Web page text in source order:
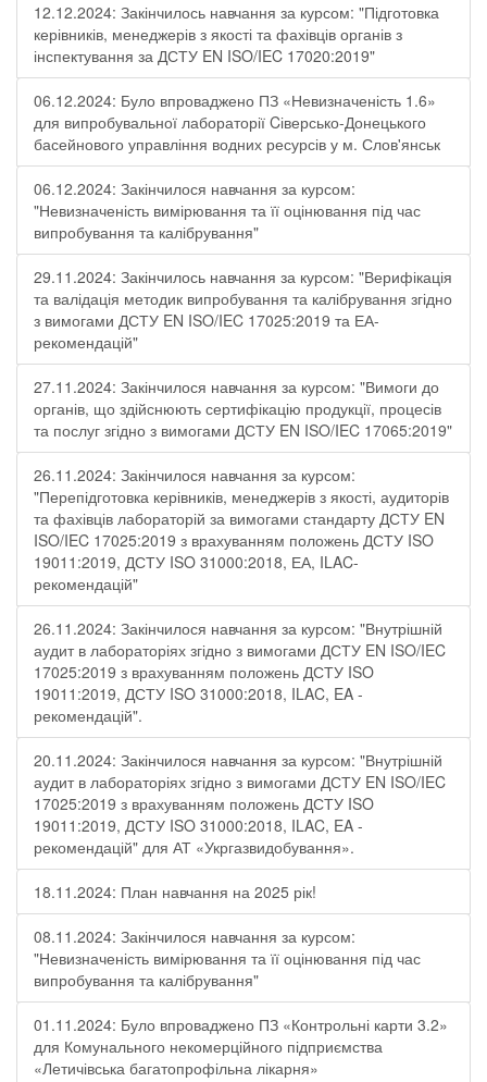
12.12.2024: Закінчилось навчання за курсом: "Підготовка
керівників, менеджерів з якості та фахівців органів з
інспектування за ДСТУ EN ISO/IEC 17020:2019"
06.12.2024: Було впроваджено ПЗ «Невизначеність 1.6»
для випробувальної лабораторії Cіверсько-Донецького
басейнового управління водних ресурсів у м. Слов'янськ
06.12.2024: Закінчилося навчання за курсом:
"Невизначеність вимірювання та її оцінювання під час
випробування та калібрування"
29.11.2024: Закінчилось навчання за курсом: "Верифікація
та валідація методик випробування та калібрування згідно
з вимогами ДСТУ EN ISO/IEC 17025:2019 та ЕА-
рекомендацій"
27.11.2024: Закінчилося навчання за курсом: "Вимоги до
органів, що здійснюють сертифікацію продукції, процесів
та послуг згідно з вимогами ДСТУ EN ISO/IEC 17065:2019"
26.11.2024: Закінчилося навчання за курсом:
"Перепідготовка керівників, менеджерів з якості, аудиторів
та фахівців лабораторій за вимогами стандарту ДСТУ EN
ISO/IEC 17025:2019 з врахуванням положень ДСТУ ISO
19011:2019, ДСТУ ISO 31000:2018, ЕА, ILAC-
рекомендацій"
26.11.2024: Закінчилося навчання за курсом: "Внутрішній
аудит в лабораторіях згідно з вимогами ДСТУ EN ISO/IEC
17025:2019 з врахуванням положень ДСТУ ISO
19011:2019, ДСТУ ISO 31000:2018, ILAC, EA -
рекомендацій".
20.11.2024: Закінчилося навчання за курсом: "Внутрішній
аудит в лабораторіях згідно з вимогами ДСТУ EN ISO/IEC
17025:2019 з врахуванням положень ДСТУ ISO
19011:2019, ДСТУ ISO 31000:2018, ILAC, EA -
рекомендацій" для АТ «Укргазвидобування».
18.11.2024: План навчання на 2025 рік!
08.11.2024: Закінчилося навчання за курсом:
"Невизначеність вимірювання та її оцінювання під час
випробування та калібрування"
01.11.2024: Було впроваджено ПЗ «Контрольні карти 3.2»
для Комунального некомерційного підприємства
«Летичівська багатопрофільна лікарня»